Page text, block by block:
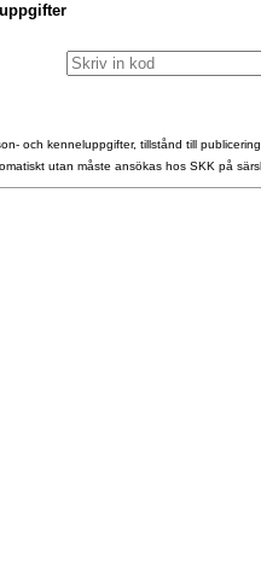
och kenneluppgifter, tillstånd till
utan måste ansökas hos SKK på